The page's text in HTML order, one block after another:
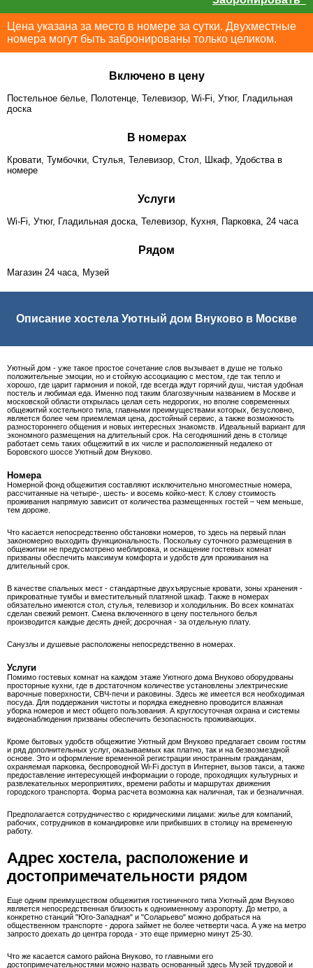
Цена указана за место в номере за сутки. Двухместные
номера могут быть забронированы только целиком.
Включено в цену
Постельное белье, Полотенце, Телевизор, Wi-Fi, Утюг, Гладильная
доска
В номерах
Кровати, Тумбочки, Стулья, Телевизор, Стол, Шкаф, Удобства в
номере
Услуги
Wi-Fi, Утюг, Гладильная доска, Телевизор, Кухня, Парковка, 24 часа
Рядом
Магазин 24 часа, Музей
Описание хостела Уютный дом Внуково в Москве
Уютный дом - уже такое простое сочетание слов вызывает в душе не только
положительные эмоции, но и стойкую ассоциацию с местом, где так тепло и
хорошо, где царит гармония и покой, где всегда ждут горячий душ, чистая удобная
постель и любимая еда. Именно под таким благозвучным названием в Москве и
московской области открылась целая сеть недорогих, но вполне современных
общежитий хостельного типа, главными преимуществами которых, безусловно,
является более чем приемлемая цена, достойный сервис, а также возможность
разностороннего общения и новых интересных знакомств. Идеальный вариант для
экономного размещения на длительный срок. На сегодняшний день в столице
работает семь таких общежитий в их числе и расположенный недалеко от
Боровского шоссе Уютный дом Внуково.
Номера
Номерной фонд общежития составляют исключительно многоместные номера,
рассчитанные на четыре-, шесть- и восемь койко-мест. К слову стоимость
проживания напрямую зависит от количества размещенных гостей – чем меньше,
тем дороже.
Что касается непосредственно обстановки номеров, то здесь на первый план
закономерно выходить функциональность. Поскольку суточного размещения в
общежитии не предусмотрено меблировка, и оснащение гостевых комнат
призваны обеспечить максимум комфорта и удобств для проживания на
длительный срок.
В качестве спальных мест - стандартные двухъярусные кровати, зоны хранения -
прикроватные тумбы и вместительный платяной шкаф. Также в номерах
обязательно имеются стол, стулья, телевизор и холодильник. Во всех комнатах
сделан свежий ремонт. Смена включенного в цену постельного белья
производится каждые десять дней; досрочная - за отдельную плату.
Санузлы и душевые расположены непосредственно в номерах.
Услуги
Помимо гостевых комнат на каждом этаже Уютного дома Внуково оборудованы
просторные кухни, где в достаточном количестве установлены электрические
варочные поверхности, СВЧ-печи и раковины. Здесь же имеется вся необходимая
посуда. Для поддержания чистоты и порядка ежедневно проводится влажная
уборка номеров и мест общего пользования. А круглосуточная охрана и системы
видеонаблюдения призваны обеспечить безопасность проживающих.
Кроме бытовых удобств общежитие Уютный дом Внуково предлагает своим гостям
и ряд дополнительных услуг, оказываемых как платно, так и на безвозмездной
основе. Это и оформление временной регистрации иностранным гражданам,
охраняемая парковка, беспроводной Wi-Fi доступ в Интернет, вызов такси, а также
предоставление интересующей информации о городе, проходящих культурных и
развлекательных мероприятиях, времени работы и маршрутах движения
городского транспорта. Форма расчета возможна как наличная, так и безналичная.
Предполагается сотрудничество с юридическими лицами: жилье для компаний,
рабочих, сотрудников в командировке или прибывших в столицу на временную
работу.
Адрес хостела, расположение и
достопримечательности рядом
Еще одним преимуществом общежития гостиничного типа Уютный дом Внуково
является непосредственная близость к одноименному аэропорту. До метро, а
конкретно станций "Юго-Западная" и "Соларьево" можно добраться на
общественном транспорте - дорога займет не более четверти часа. А уже на метро
запросто доехать до центра города - это еще примерно минут 25-30.
Что же касается самого района Внуково, то главными его
достопримечательностями можно назвать основанный здесь Музей трудовой и